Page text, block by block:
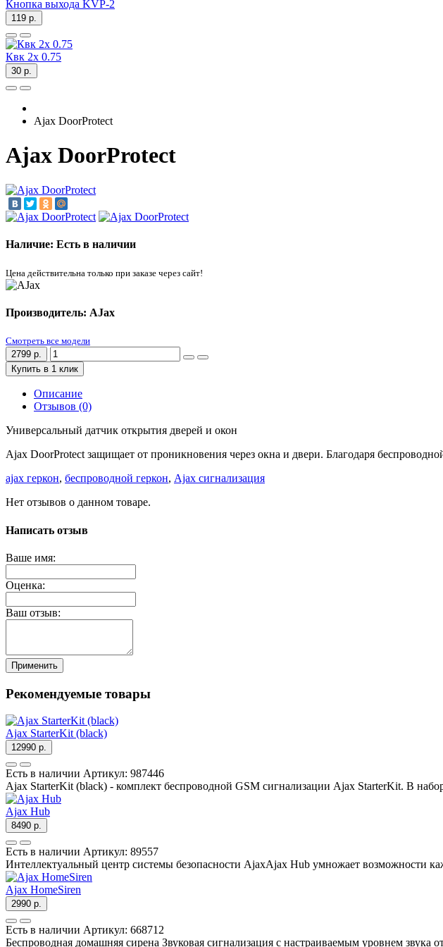
Кнопка выхода KVP-2
119 р.
Квк 2х 0.75
30 р.
Ajax DoorProtect
Ajax DoorProtect
Наличие: Есть в наличии
Цена действительна только при заказе через сайт!
Производитель: AJax
Смотреть все модели
2799 р.
Купить в 1 клик
Описание
Отзывов (0)
Универсальный датчик открытия дверей и окон
Ajax DoorProtect защищает от проникновения через окна и двери. Благодаря
ajax геркон, беспроводной геркон, Ajax сигнализация
Нет отзывов о данном товаре.
Написать отзыв
Ваше имя:
Оценка:
Ваш отзыв:
Применить
Рекомендуемые товары
Ajax StarterKit (black)
12990 р.
Есть в наличии Артикул: 987446
Ajax StarterKit (black) - комплект беспроводной GSM сигнализации Ajax StarterKit. В
Ajax Hub
8490 р.
Есть в наличии Артикул: 89557
Интеллектуальный центр системы безопасности AjaxAjax Hub умножает возможности
Ajax HomeSiren
2990 р.
Есть в наличии Артикул: 668712
Беспроводная домашняя сирена Звуковая сигнализация с настраиваемым уровнем звука